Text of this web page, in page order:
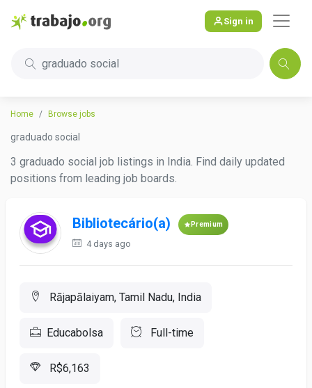
Sign in
graduado social
Home Browse jobs
graduado social
3 graduado social job listings in India. Find daily updated
positions from leading job boards.
Bibliotecário(a) Premium
4 days ago
Rājapālaiyam, Tamil Nadu, India
Educabolsa Full-time
R$6,163